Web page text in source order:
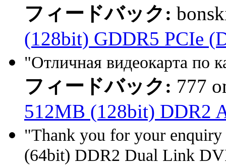
フィードバック:
(128bit) GDDR5 PCIe
"Отличная видеокарта по
フィードバック: 777
512MB (128bit) DDR2
"Thank you for your
(64bit) DDR2 Dual Link